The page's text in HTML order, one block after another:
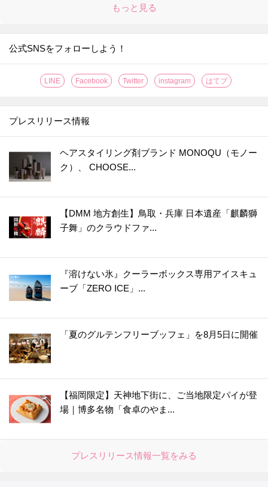
もっと見る
公式SNSをフォローしよう！
LINE Facebook Twitter instagram はてブ
プレスリリース情報
ヘアスタイリング剤ブランド MONOQU（モノー
ク）、 CHOOSE...
【DMM 地方創生】鳥取・兵庫 日本遺産「麒麟獅
子舞」のクラウドファ...
『溶けない氷』クーラーボックス専用アイスキュ
ーブ「ZERO ICE」...
「夏のグルテンフリーブッフェ」を8月5日に開催
【福岡限定】天神地下街に、ご当地限定パイが登
場｜博多名物「食卓のやま...
プレスリリース情報一覧をみる